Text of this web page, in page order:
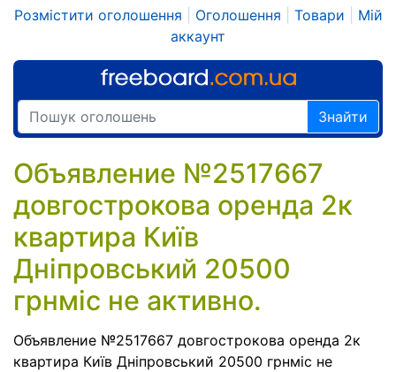
Розмістити оголошення Оголошення Товари
Мій
аккаунт
Знайти
Объявление №2517667
довгострокова оренда 2к
квартира Київ
Дніпровський 20500
грнміс не активно.
Объявление №2517667 довгострокова оренда 2к
квартира Київ Дніпровський 20500 грнміс не